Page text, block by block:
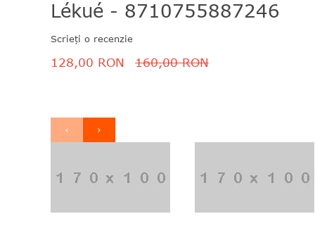
Lékué - 8710755887246
Scrieți o recenzie
128,00 RON 160,00 RON
‹ ›